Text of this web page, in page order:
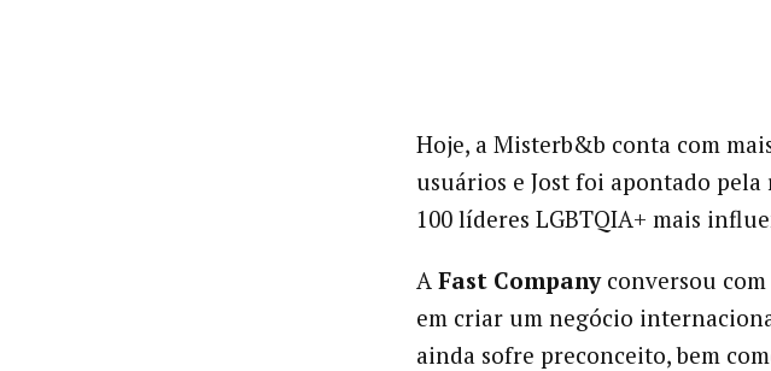
Hoje, a Misterb&b conta com
usuários e Jost foi apontado pela
100 líderes LGBTQIA+ mais
A Fast Companyconversou com
em criar um negócio
ainda sofre preconceito, bem